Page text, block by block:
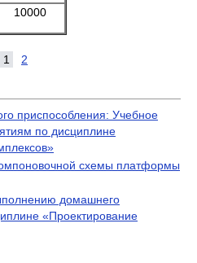
10000
1 2
приспособления: Учебное
по дисциплине
схемы платформы
домашнего
«Проектирование